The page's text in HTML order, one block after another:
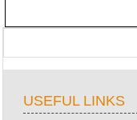
USEFUL LINKS